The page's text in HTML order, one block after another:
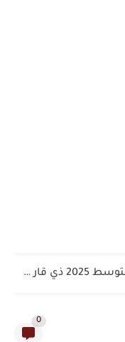
نتائج الثالث المتوسط 2025 النجف الدور الأول
0